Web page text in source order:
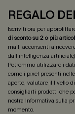
REGALO
Iscriviti ora per
di sconto su 2 o più
mail, acconsenti a
dall'intelligenza
Potremmo utilizzare i
come i pixel presenti
aperte, valutare il livello
consigliarti prodotti che
nostra Informativa sulla
momento.